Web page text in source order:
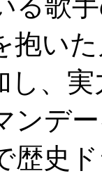
抱い
し、
ンデ
歴史